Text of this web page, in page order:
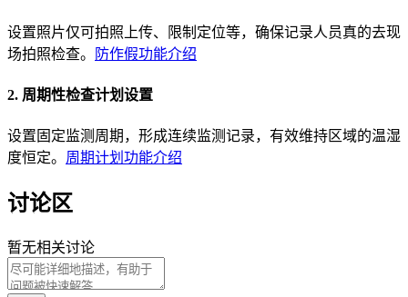
设置照片仅可拍照上传、限制定位等，确保记录人员真的去现
场拍照检查。
防作假功能介绍
2. 周期性检查计划设置
设置固定监测周期，形成连续监测记录，有效维持区域的温湿
度恒定。 周期计划功能介绍
讨论区
暂无相关讨论